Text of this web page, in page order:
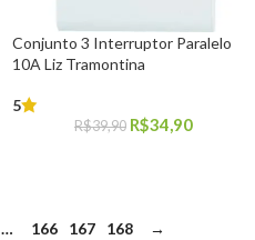
Conjunto 3 Interruptor Paralelo
10A Liz Tramontina
5
R$39,90 R$34,90
… 166 167 168 →